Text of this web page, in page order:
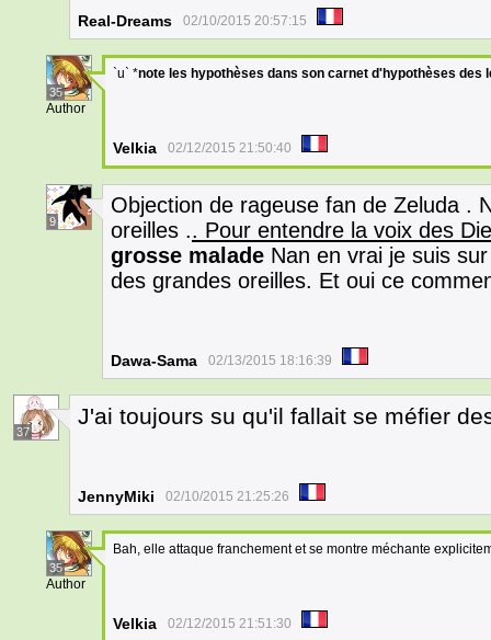
Real-Dreams 02/10/2015 20:57:15
35
Author
`u` *note les hypothèses dans son carnet d'hypothèses des
Velkia 02/12/2015 21:50:40
9
Objection de rageuse fan de Zeluda .
oreilles .. Pour entendre la voix des
grosse malade Nan en vrai je suis
des grandes oreilles. Et oui ce
Dawa-Sama 02/13/2015 18:16:39
37
J'ai toujours su qu'il fallait se méfier
JennyMiki 02/10/2015 21:25:26
35
Author
Bah, elle attaque franchement et se montre méchante
Velkia 02/12/2015 21:51:30